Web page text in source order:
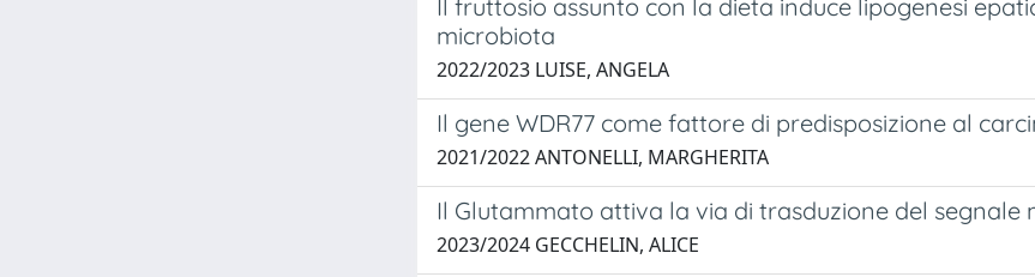
Il fruttosio assunto con la dieta induce lipogenesi
microbiota
2022/2023 LUISE, ANGELA
Il gene WDR77 come fattore di predisposizione al
2021/2022 ANTONELLI, MARGHERITA
Il Glutammato attiva la via di trasduzione del segnale
2023/2024 GECCHELIN, ALICE